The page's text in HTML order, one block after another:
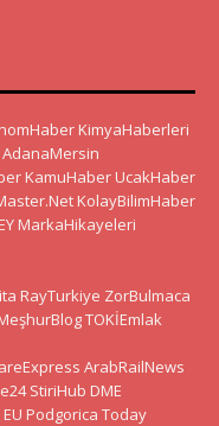
KimyaHaberleri
AdanaMersin
KamuHaber UcakHaber
KolayBilimHaber
MarkaHikayeleri
RayTurkiye ZorBulmaca
TOKİEmlak
ArabRailNews
StiriHub DME
Podgorica Today